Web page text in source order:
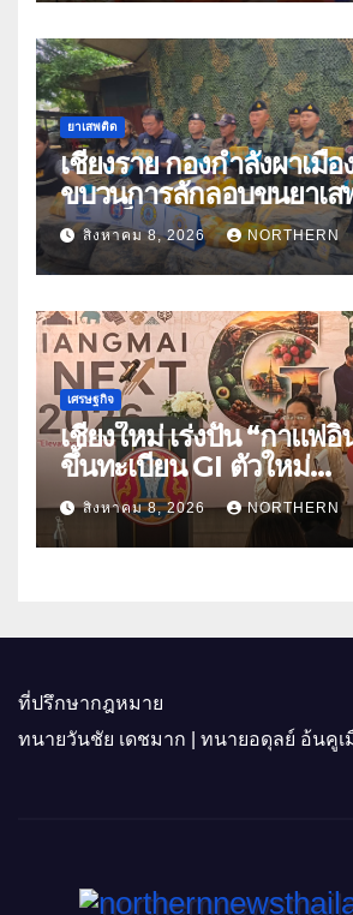
ยาเสพติด
เชียงราย กองกำลังผาเมือ
ขบวนการลักลอบขนยาเ
ล้านเม็ด
สิงหาคม 8, 2026 NORTHERN
เศรษฐกิจ
เชียงใหม่ เร่งปั้น “กาแฟ
ขึ้นทะเบียน GI ตัวใหม่
“CHIANGMAI GI
ติดอาวุธผู้ประกอบการ
สินค้าอัตลักษณ์สู่ตลาดพรี
สิงหาคม 8, 2026 NORTHERN
ที่ปรึกษากฎหมาย
ทนายวันชัย เดชมาก | ทนายอดุลย์ อ้นคูเ